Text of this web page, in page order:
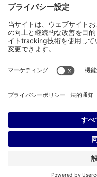
アクセシビ
本サイト
©2026 SPP Technologies